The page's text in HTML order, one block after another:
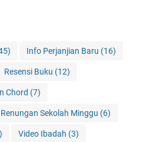
Info Perjanjian Baru (16)
Resensi Buku (12)
Chord (7)
Renungan Sekolah Minggu (6)
Video Ibadah (3)